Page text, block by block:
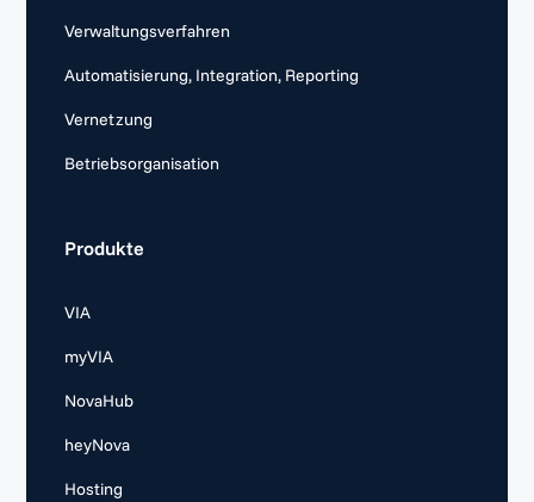
Verwaltungsverfahren
Automatisierung, Integration, Reporting
Vernetzung
Betriebsorganisation
Produkte
VIA
myVIA
NovaHub
heyNova
Hosting